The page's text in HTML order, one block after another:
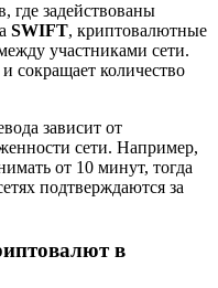
где задействованы
SWIFT, криптовалютные
участниками сети.
сокращает количество
зависит от
сети. Например,
от 10 минут, тогда
подтверждаются за
в